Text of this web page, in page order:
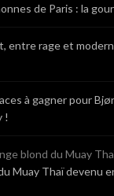
de Paris : la
entre rage et
à gagner pour
!
blond du Muay
Muay Thaï devenu